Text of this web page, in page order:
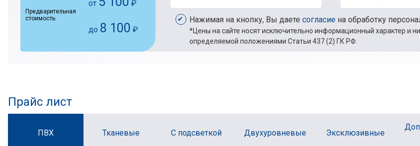
Предварительная
стоимость
от ₽
до 8 100 ₽
Нажимая на кнопку, Вы даете согласие на обработку
*Цены на сайте носят исключительно информационный характер и
определяемой положениями Статьи 437 (2) ГК РФ.
Прайс лист
ПВХ Тканевые С подсветкой Двухуровневые Эксклюзивные